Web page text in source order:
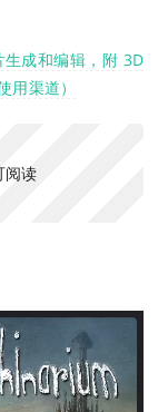
成和编辑，附 3D
渠道）
阅读